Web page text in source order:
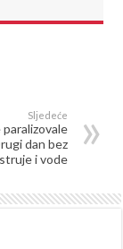
Sljedeće
dan bez
i vode